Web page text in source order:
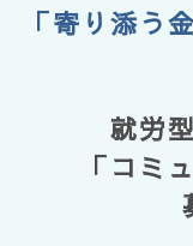
「寄り添う
就労
「コミ